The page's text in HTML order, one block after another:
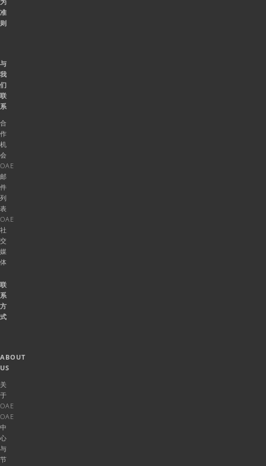
准
则
与
我
们
联
系
合
作
机
会
OAE
邮
件
列
表
OAE
社
交
媒
体
联
系
方
式
ABOUT
US
关
于
OAE
OAE
中
心
与
节